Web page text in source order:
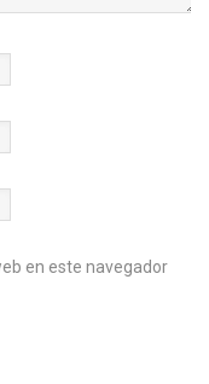
en este navegador